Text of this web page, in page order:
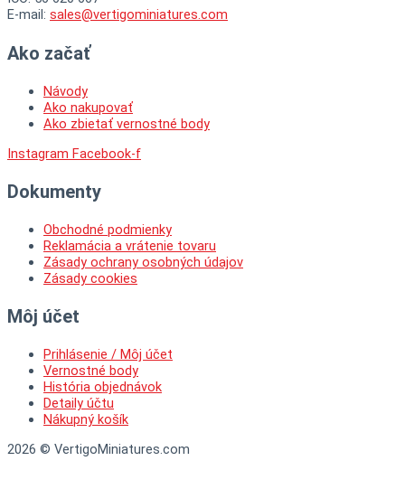
E-mail: sales@vertigominiatures.com
Ako začať
Návody
Ako nakupovať
Ako zbietať vernostné body
Instagram Facebook-f
Dokumenty
Obchodné podmienky
Reklamácia a vrátenie tovaru
Zásady ochrany osobných údajov
Zásady cookies
Môj účet
Prihlásenie / Môj účet
Vernostné body
História objednávok
Detaily účtu
Nákupný košík
2026 © VertigoMiniatures.com